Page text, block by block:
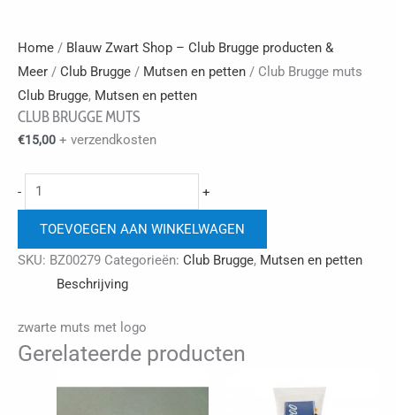
Home / Blauw Zwart Shop – Club Brugge producten &
Meer / Club Brugge / Mutsen en petten / Club Brugge muts
Club Brugge, Mutsen en petten
CLUB BRUGGE MUTS
€15,00 + verzendkosten
-
Club
Brugge
muts
aantal
+
TOEVOEGEN AAN WINKELWAGEN
SKU: BZ00279 Categorieën: Club Brugge, Mutsen en petten
Beschrijving
zwarte muts met logo
Gerelateerde producten